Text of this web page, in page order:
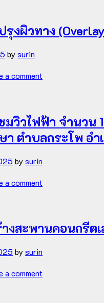
งผิวทาง
bysurin
a comment
วิวไฟฟ้า จำนวน
ตำบลกระโพ อ
bysurin
a comment
งสะพานคอนกรี
bysurin
a comment